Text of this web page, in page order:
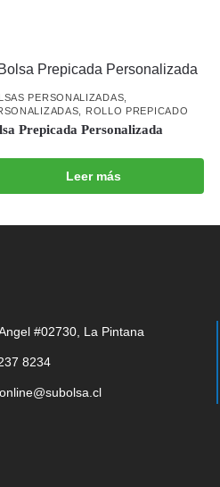
PERSONALIZADAS
ROLLO PREPICADO
Prepicada Personalizada
Leer más
#02730, La Pintana
8234